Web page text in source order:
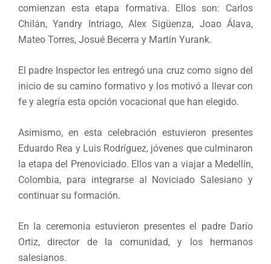
comienzan esta etapa formativa. Ellos son: Carlos
Chilán, Yandry Intriago, Alex Sigüenza, Joao Álava,
Mateo Torres, Josué Becerra y Martín Yurank.
El padre Inspector les entregó una cruz como signo del
inicio de su camino formativo y los motivó a llevar con
fe y alegría esta opción vocacional que han elegido.
Asimismo, en esta celebración estuvieron presentes
Eduardo Rea y Luis Rodríguez, jóvenes que culminaron
la etapa del Prenoviciado. Ellos van a viajar a Medellín,
Colombia, para integrarse al Noviciado Salesiano y
continuar su formación.
En la ceremonia estuvieron presentes el padre Darío
Ortiz, director de la comunidad, y los hermanos
salesianos.